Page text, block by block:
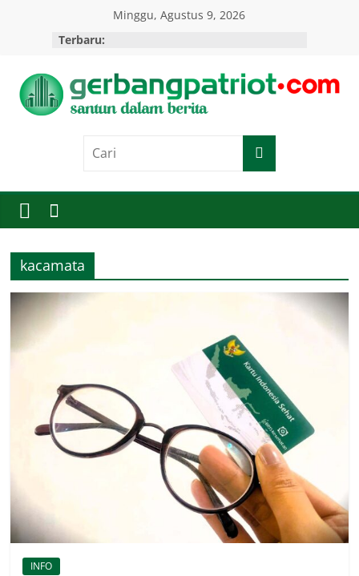
Minggu, Agustus 9, 2026
Terbaru:
Gerbang
Patriot
Santun
Dalam
Berita
kacamata
INFO